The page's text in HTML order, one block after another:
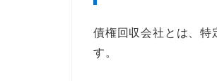
債権回収会社とは、特
す。